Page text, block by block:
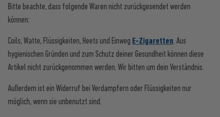
Bitte beachte, dass folgende Waren nicht zurückgesendet werden
können:
Coils, Watte, Flüssigkeiten, Heets und Einweg E-Zigaretten. Aus
hygienischen Gründen und zum Schutz deiner Gesundheit können diese
Artikel nicht zurückgenommen werden. Wir bitten um dein Verständnis.
Außerdem ist ein Widerruf bei Verdampfern oder Flüssigkeiten nur
möglich, wenn sie unbenutzt sind.